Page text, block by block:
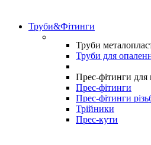
Труби&Фітинги
Труби
Труби для
Прес-фітинги для
Прес-фітинги
Прес-фітинги
Трійники
Прес-кути